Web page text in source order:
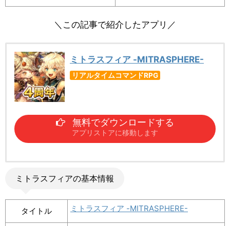
＼この記事で紹介したアプリ／
ミトラスフィア -MITRASPHERE-
リアルタイムコマンドRPG
無料でダウンロードする
アプリストアに移動します
ミトラスフィアの基本情報
タイトル ミトラスフィア -MITRASPHERE-